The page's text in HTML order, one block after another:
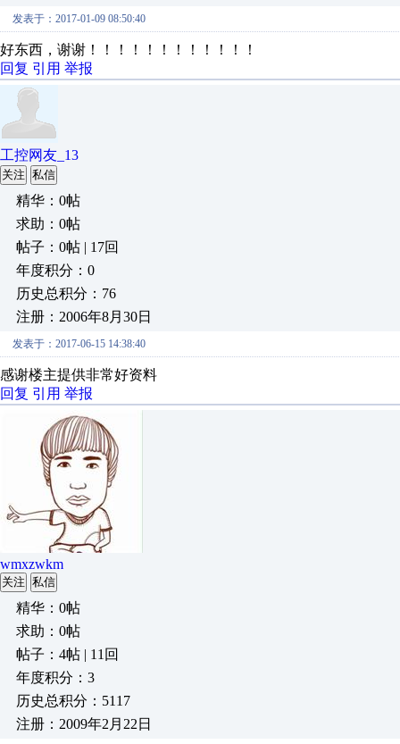
发表于：2017-01-09 08:50:40
好东西，谢谢！！！！！！！！！！！！
回复 引用 举报
工控网友_13
关注 私信
精华：0帖
求助：0帖
帖子：0帖 | 17回
年度积分：0
历史总积分：76
注册：2006年8月30日
发表于：2017-06-15 14:38:40
感谢楼主提供非常好资料
回复 引用 举报
wmxzwkm
关注 私信
精华：0帖
求助：0帖
帖子：4帖 | 11回
年度积分：3
历史总积分：5117
注册：2009年2月22日